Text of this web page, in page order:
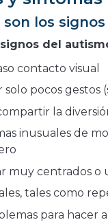
son los
del
contacto visual
solo pocos gestos
la
inusuales de
muy centrados o
tales como
para hacer